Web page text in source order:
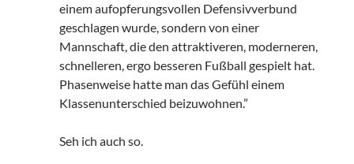
einem aufopferungsvollen Defensivverbund
geschlagen wurde, sondern von einer
Mannschaft, die den attraktiveren, moderneren,
schnelleren, ergo besseren Fußball gespielt hat.
Phasenweise hatte man das Gefühl einem
Klassenunterschied beizuwohnen.”
Seh ich auch so.